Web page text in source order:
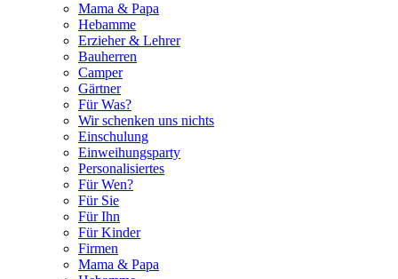
Mama & Papa
Hebamme
Erzieher & Lehrer
Bauherren
Camper
Gärtner
Für Was?
Wir schenken uns nichts
Einschulung
Einweihungsparty
Personalisiertes
Für Wen?
Für Sie
Für Ihn
Für Kinder
Firmen
Mama & Papa